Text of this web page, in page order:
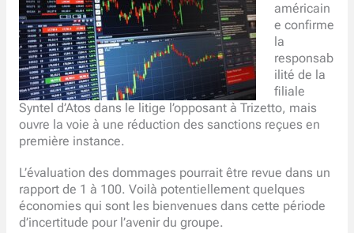
américain
e confirme
la
responsab
ilité de la
filiale
Syntel d’Atos dans le litige l’opposant à Trizetto, mais
ouvre la voie à une réduction des sanctions reçues en
première instance.
L’évaluation des dommages pourrait être revue dans un
rapport de 1 à 100. Voilà potentiellement quelques
économies qui sont les bienvenues dans cette période
d’incertitude pour l’avenir du groupe.